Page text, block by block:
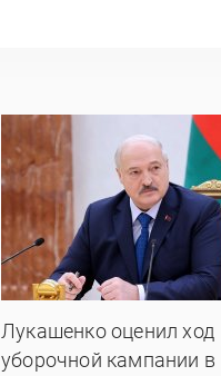
Лукашенко оценил ход
уборочной кампании в